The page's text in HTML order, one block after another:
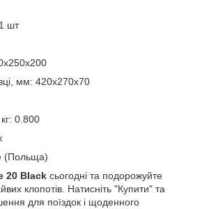
шт
мм: 420х270х70
0.800
(Польща)
20 Black сьогодні та подорожуйте
клопотів. Натисніть "Купити" та
для поїздок і щоденного